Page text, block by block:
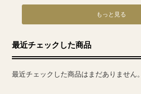
もっと見る
最近チェックした商品
最近チェックした商品はまだありません。